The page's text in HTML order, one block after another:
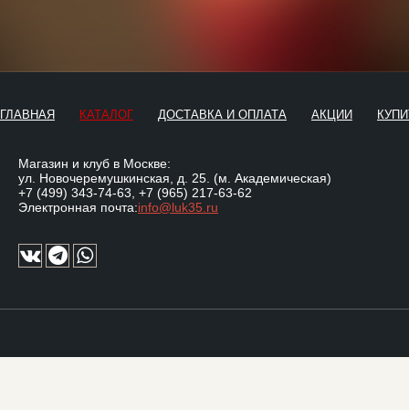
ГЛАВНАЯ КАТАЛОГ ДОСТАВКА И ОПЛАТА АКЦИИ
Магазин и клуб в Москве:
ул. Новочеремушкинская, д. 25. (м. Академическая)
+7 (499) 343-74-63 +7 (965) 217-63-62
Электронная почта:info@luk35.ru